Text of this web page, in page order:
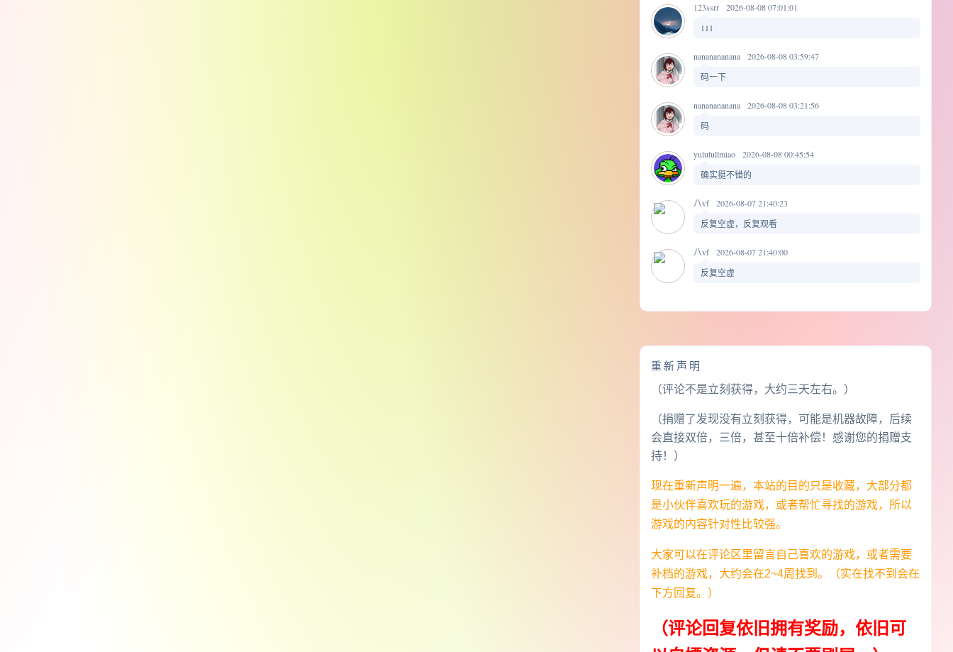
123ssrr
2026-08-08 07:01:01
111
nananananana
2026-08-08 03:59:47
码一下
nananananana
2026-08-08 03:21:56
码
yululullmiao
2026-08-08 00:45:54
确实挺不错的
八vf
2026-08-07 21:40:23
反复空虚，反复观看
八vf
2026-08-07 21:40:00
反复空虚
重新声明
（评论不是立刻获得，大约三天左右。）
（捐赠了发现没有立刻获得，可能是机器故障，后续
会直接双倍，三倍，甚至十倍补偿！感谢您的捐赠支
持！）
现在重新声明一遍，本站的目的只是收藏，大部分都
是小伙伴喜欢玩的游戏，或者帮忙寻找的游戏，所以
游戏的内容针对性比较强。
大家可以在评论区里留言自己喜欢的游戏，或者需要
补档的游戏，大约会在2~4周找到。（实在找不到会在
下方回复。）
（评论回复依旧拥有奖励，依旧可